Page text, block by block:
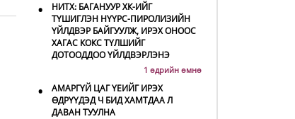
•
НИТХ: БАГАНУУР ХК-ИЙГ
ТҮШИГЛЭН НҮҮРС-ПИРОЛИЗИЙН
ҮЙЛДВЭР БАЙГУУЛЖ, ИРЭХ ОНООС
ХАГАС КОКС ТҮЛШИЙГ
ДОТООДДОО ҮЙЛДВЭРЛЭНЭ
1 өдрийн өмнө
•
АМАРГҮЙ ЦАГ ҮЕИЙГ ИРЭХ
ӨДРҮҮДЭД Ч БИД ХАМТДАА Л
ДАВАН ТУУЛНА